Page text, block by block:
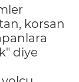
korsan
diye